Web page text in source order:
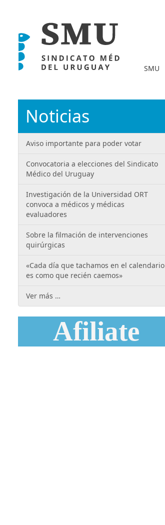
SMU
Noticias
Aviso importante para poder votar
Convocatoria a elecciones del Sindicato
Médico del Uruguay
Investigación de la Universidad ORT
convoca a médicos y médicas
evaluadores
Sobre la filmación de intervenciones
quirúrgicas
«Cada día que tachamos en el calendario
es como que recién caemos»
Ver más …
Afiliate